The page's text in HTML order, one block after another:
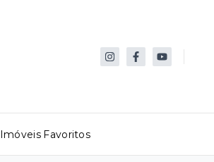
Imóveis Favoritos